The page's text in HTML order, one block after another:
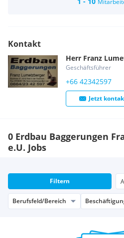
Kontakt
Herr Franz
Geschäftsführer
+66 42342597
Jetzt
0 Erdbau Baggerungen
e.U. Jobs
Filtern
Berufsfeld/Bereich